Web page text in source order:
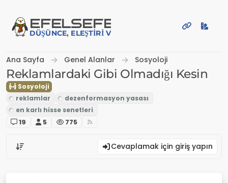
EFELSEFE
DÜŞÜNCE, ELEŞTIRI VE PAYLAŞIM PLATFORMU
Ana Sayfa Genel Alanlar Sosyoloji
Reklamlardaki Gibi Olmadığı Kesin
Sosyoloji
19 5 775
Cevaplamak için giriş yapın